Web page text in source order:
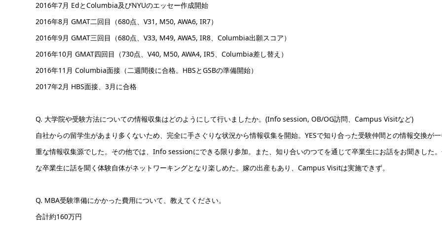
2016年7月 EdとColumbia及びNYUのエッセー作成開始
2016年8月 GMAT二回目（680点、V31, M50, AWA6, IR7）
2016年9月 GMAT三回目（680点、V33, M49, AWA5, IR8、Columbia出願スコア）
2016年10月 GMAT四回目（730点、V40, M50, AWA4, IR5、Columbia差し替え）
2016年11月 Columbia面接（二週間後に合格。HBSとGSBの準備開始）
2017年2月 HBS面接、3月に合格
Q. 大学院や受験方法についての情報収集はどのようにして行いましたか。(Info session, OB/OG訪問、Campus Visitなど)
自社からの留学生があまり多くないため、完全に手さぐりな状況から情報収集を開始。YESで知り合った受験仲間との情報交換が
重な情報収集源でした。その他では、Info sessionにできる限り参加。また、知り合いのつてを通じて卒業生にお話をお聞きした。
な卒業生に話を聞く体験自体がネットワーキングとなり楽しめた。嫁の出産もあり、Campus Visitは実施できず。
Q. MBA受験準備にかかった費用について、教えてください。
合計約160万円